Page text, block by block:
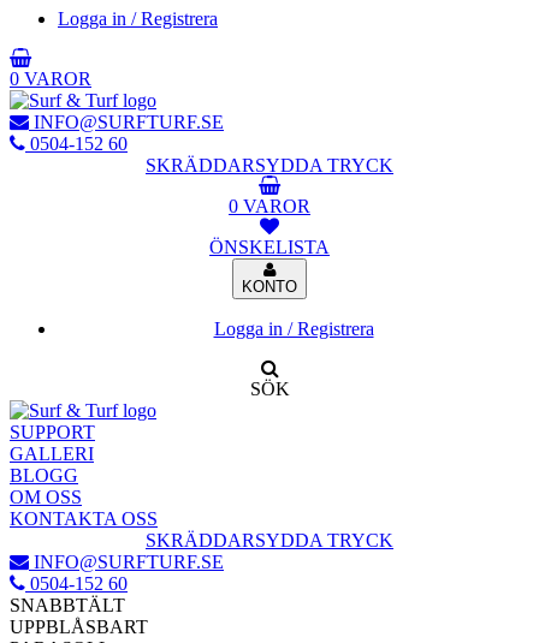
Logga in / Registrera
0 VAROR
INFO@SURFTURF.SE
0504-152 60
SKRÄDDARSYDDA TRYCK
0 VAROR
ÖNSKELISTA
KONTO
Logga in / Registrera
SÖK
SUPPORT
GALLERI
BLOGG
OM OSS
KONTAKTA OSS
SKRÄDDARSYDDA TRYCK
INFO@SURFTURF.SE
0504-152 60
SNABBTÄLT
UPPBLÅSBART